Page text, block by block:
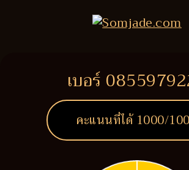
เบอร์
คะแนนที่ได้ 1000/